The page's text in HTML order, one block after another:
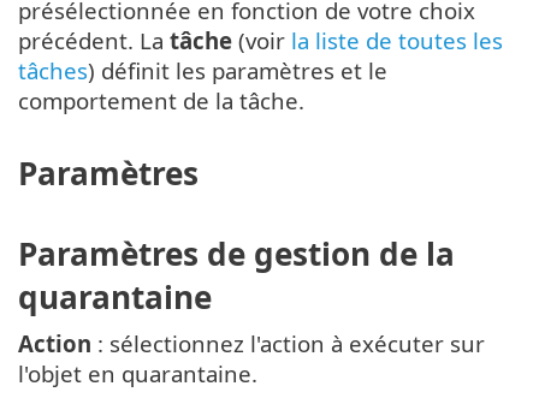
présélectionnée en fonction de votre choix
précédent. La tâche (voir la liste de toutes les
tâches) définit les paramètres et le
comportement de la tâche.
Paramètres
Paramètres de gestion de la
quarantaine
Action : sélectionnez l'action à exécuter sur
l'objet en quarantaine.